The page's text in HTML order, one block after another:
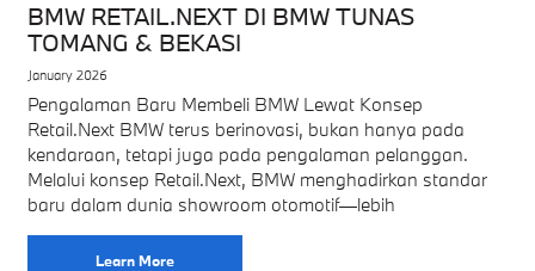
BMW RETAIL.NEXT DI BMW TUNAS
TOMANG & BEKASI
January 2026
Pengalaman Baru Membeli BMW Lewat Konsep
Retail.Next BMW terus berinovasi, bukan hanya pada
kendaraan, tetapi juga pada pengalaman pelanggan.
Melalui konsep Retail.Next, BMW menghadirkan standar
baru dalam dunia showroom otomotif—lebih
Learn More